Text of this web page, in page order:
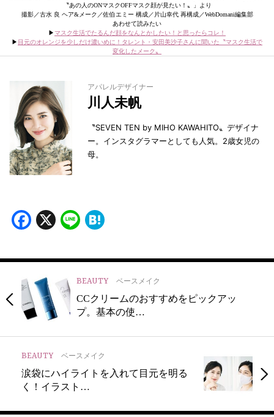
〝あの人のONマスクOFFマスク顔が見たい！〟」より
撮影／古水 良 ヘア&メーク／佐伯エミー 構成／片山幸代 再構成／WebDomani編集部
あわせて読みたい
▶︎マスク生活でたるんだ顔をなんとかしたい！と思ったらコレ！
▶︎ 目元のオレンジを少しだけ濃いめに！タレント・安田美沙子さんに聞いた〝マスク生活で
変化したメーク〟
アパレルデザイナー
川人未帆
〝SEVEN TEN by MIHO KAWAHITO〟デザイナ
ー。インスタグラマーとしても人気。2歳女児の
母。
Facebook
X Line
BEAUTY ベースメイク
CCクリームのおすすめをピックアッ
プ。基本の使…
BEAUTY ベースメイク
涙袋にハイライトを入れて目元を明る
く！イラスト…